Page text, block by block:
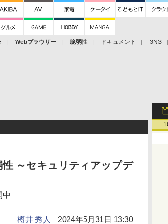
Webブラウザー 脆弱性 ドキュメント SNS
1
性 ～セキュリティアップデ
中
樽井 秀人 2024年5月31日 13:30